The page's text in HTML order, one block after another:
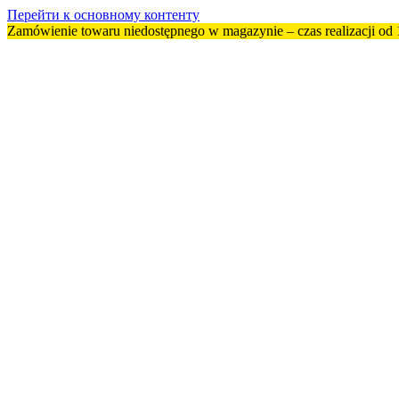
Перейти к основному контенту
Zamówienie towaru niedostępnego w magazynie – czas realizacji od